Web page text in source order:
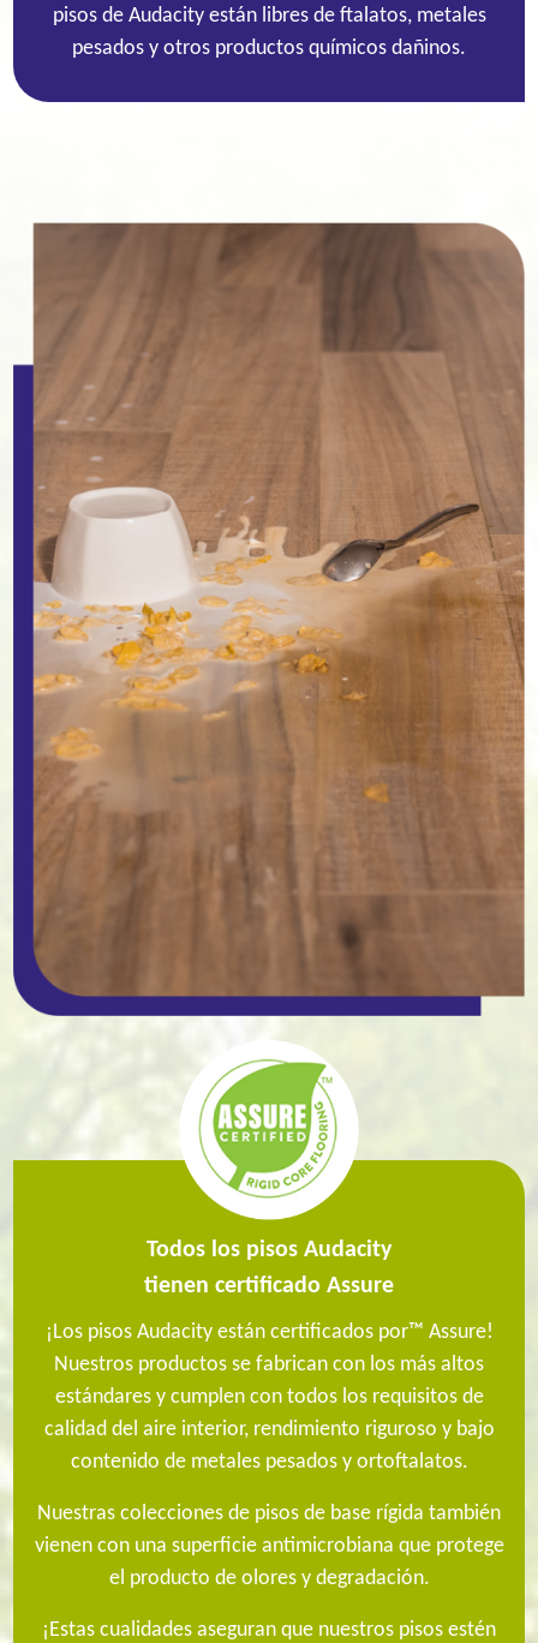
pisos de Audacity están libres de ftalatos, metales
pesados y otros productos químicos dañinos.
Todos los pisos Audacity
tienen certificado Assure
¡Los pisos Audacity están certificados por™ Assure!
Nuestros productos se fabrican con los más altos
estándares y cumplen con todos los requisitos de
calidad del aire interior, rendimiento riguroso y bajo
contenido de metales pesados y ortoftalatos.
Nuestras colecciones de pisos de base rígida también
vienen con una superficie antimicrobiana que protege
el producto de olores y degradación.
¡Estas cualidades aseguran que nuestros pisos estén